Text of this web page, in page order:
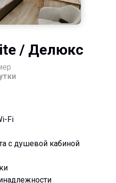
Fi
с душевой кабиной
/ Делюкс